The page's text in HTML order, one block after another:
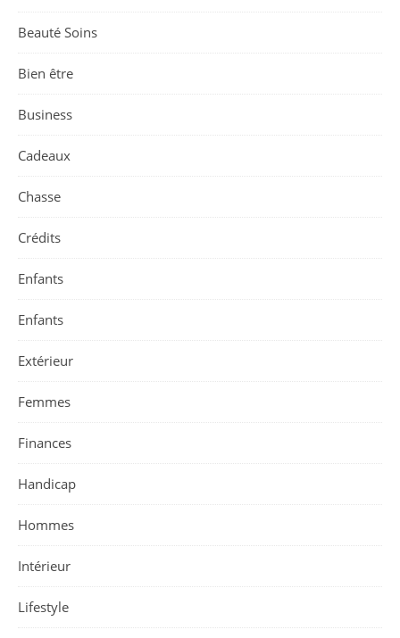
Beauté Soins
Bien être
Business
Cadeaux
Chasse
Crédits
Enfants
Enfants
Extérieur
Femmes
Finances
Handicap
Hommes
Intérieur
Lifestyle